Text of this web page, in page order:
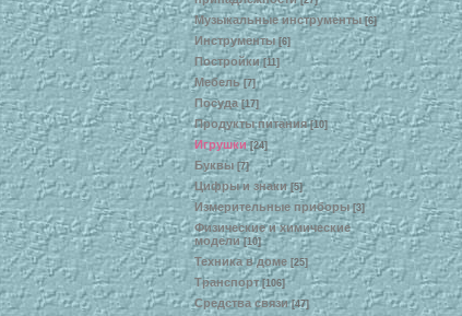
Музыкальные инструменты [6]
Инструменты [6]
Постройки [11]
Мебель [7]
Посуда [17]
Продукты питания [10]
Игрушки [24]
Буквы [7]
Цифры и знаки [5]
Измерительные приборы [3]
Физические и химические
модели [10]
Техника в доме [25]
Транспорт [106]
Средства связи [47]